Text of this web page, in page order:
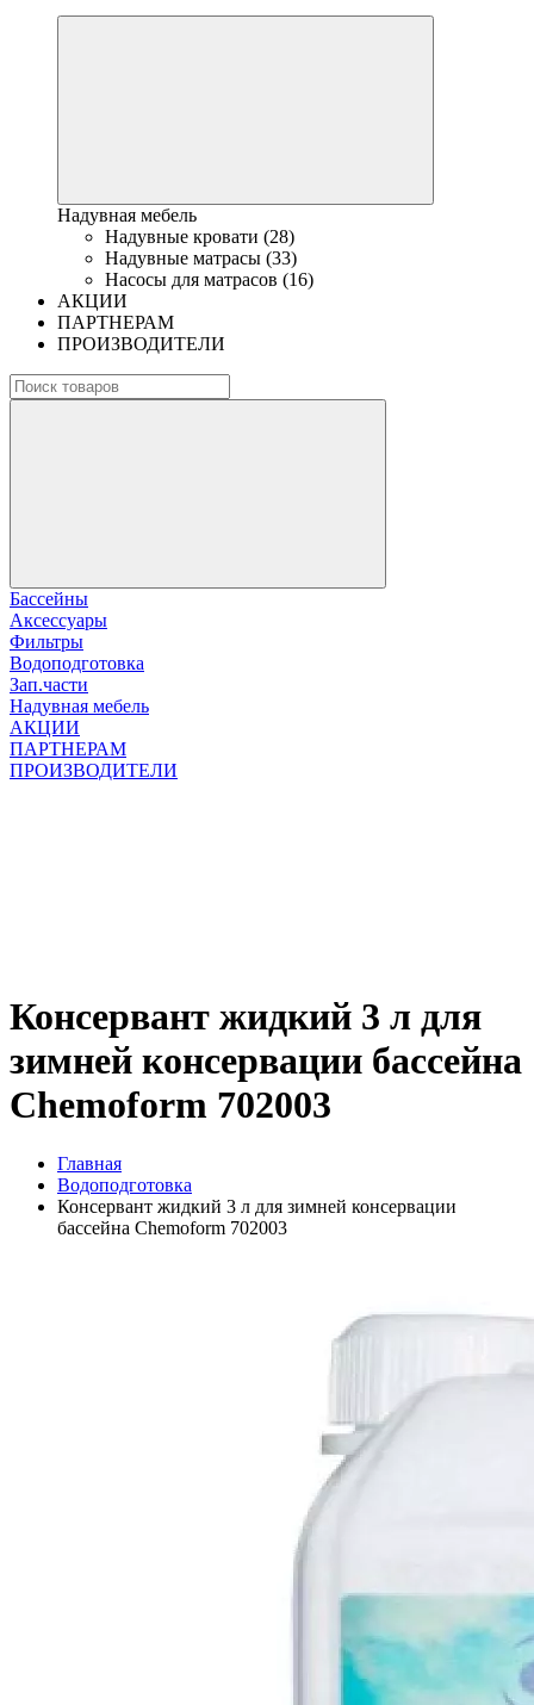
Надувная мебель
Надувные кровати (28)
Надувные матрасы (33)
Насосы для матрасов (16)
АКЦИИ
ПАРТНЕРАМ
ПРОИЗВОДИТЕЛИ
Бассейны
Аксессуары
Фильтры
Водоподготовка
Зап.части
Надувная мебель
АКЦИИ
ПАРТНЕРАМ
ПРОИЗВОДИТЕЛИ
Консервант жидкий 3 л для
зимней консервации бассейна
Chemoform 702003
Главная
Водоподготовка
Консервант жидкий 3 л для зимней консервации
бассейна Chemoform 702003